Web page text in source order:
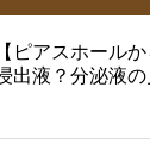
【ピアスホール
出液？分泌液